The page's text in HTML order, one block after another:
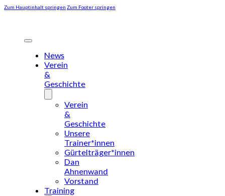
Zum Hauptinhalt springen Zum Footer springen
News
Verein
&
Geschichte
Verein
&
Geschichte
Unsere
Trainer*innen
Gürtelträger*innen
Dan
Ahnenwand
Vorstand
Training